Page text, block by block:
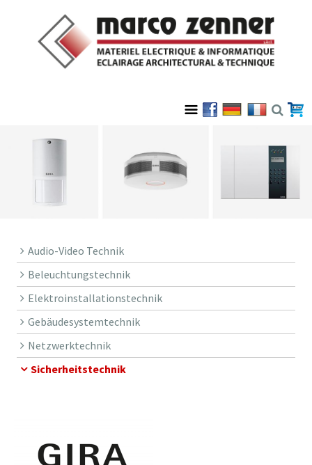
Audio-Video Technik
Beleuchtungstechnik
Elektroinstallationstechnik
Gebäudesystemtechnik
Netzwerktechnik
Sicherheitstechnik